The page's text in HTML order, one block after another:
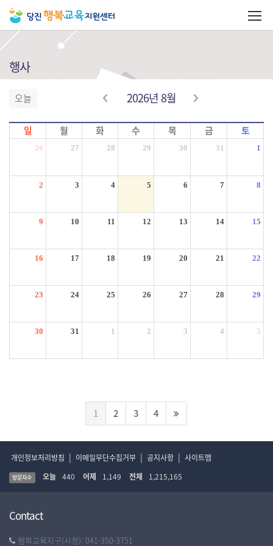
행사
오늘 2026년 8월
일 월 화 수 목 금 토
26 27 28 29 30 31 1
2 3 4 5 6 7 8
9 10 11 12 13 14 15
16 17 18 19 20 21 22
23 24 25 26 27 28 29
30 31 1 2 3 4 5
1 2 3 4
개인정보처리방침 | 이메일무단수집거부 | 공지사항 | 사이트맵
방문자수 오늘 440 어제 1,149 전체 1,215,165
Contact
행복교육지구(시청): 041-350-3751